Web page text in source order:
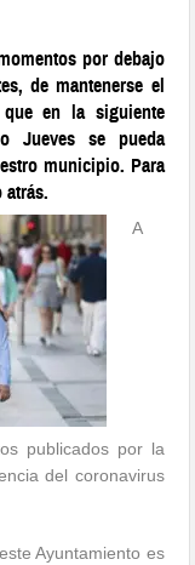
por debajo
de mantenerse el
en la siguiente
Jueves se pueda
municipio. Para
A
publicados por la
del coronavirus
Ayuntamiento es